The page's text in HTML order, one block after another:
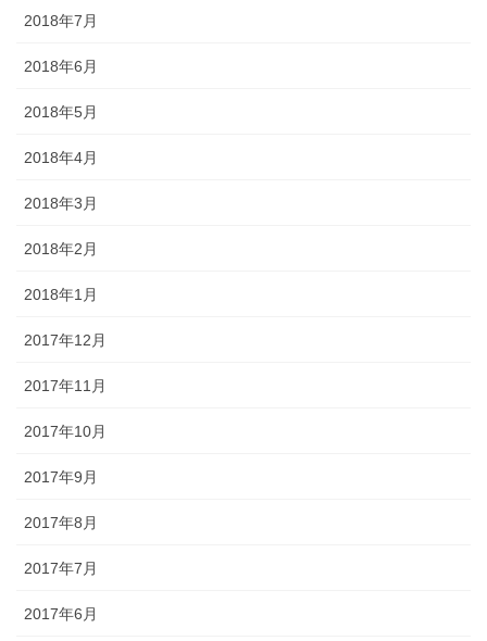
2018年7月
2018年6月
2018年5月
2018年4月
2018年3月
2018年2月
2018年1月
2017年12月
2017年11月
2017年10月
2017年9月
2017年8月
2017年7月
2017年6月